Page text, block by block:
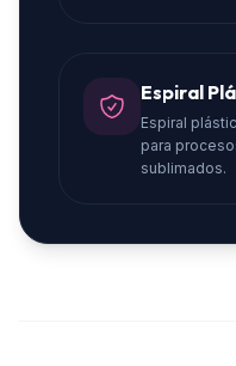
Espiral
Espiral
para
sublimados.